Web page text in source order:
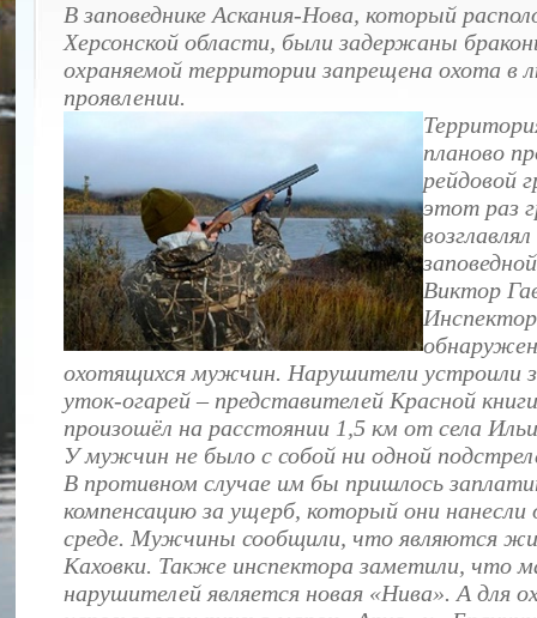
В заповеднике Аскания-Нова, который
Херсонской области, были задержаны
охраняемой территории запрещена охота в
проявлении.
планово
рейдовой
этот раз
Виктор
охотящихся мужчин. Нарушители устроили
уток-огарей – представителей Красной
произошёл на расстоянии 1,5 км от села
У мужчин не было с собой ни одной
В противном случае им бы пришлось
компенсацию за ущерб, который они
среде. Мужчины сообщили, что являются
Каховки. Также инспектора заметили, что
нарушителей является новая «Нива». А для